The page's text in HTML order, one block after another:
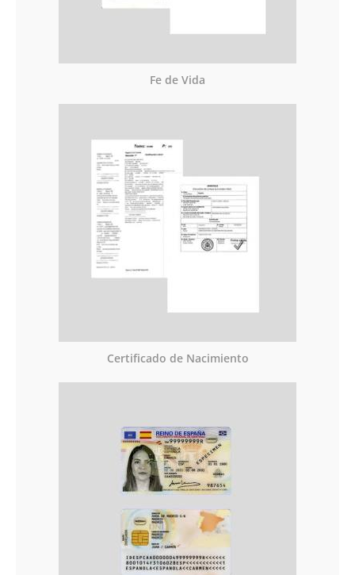
Fe de Vida
Certificado de Nacimiento